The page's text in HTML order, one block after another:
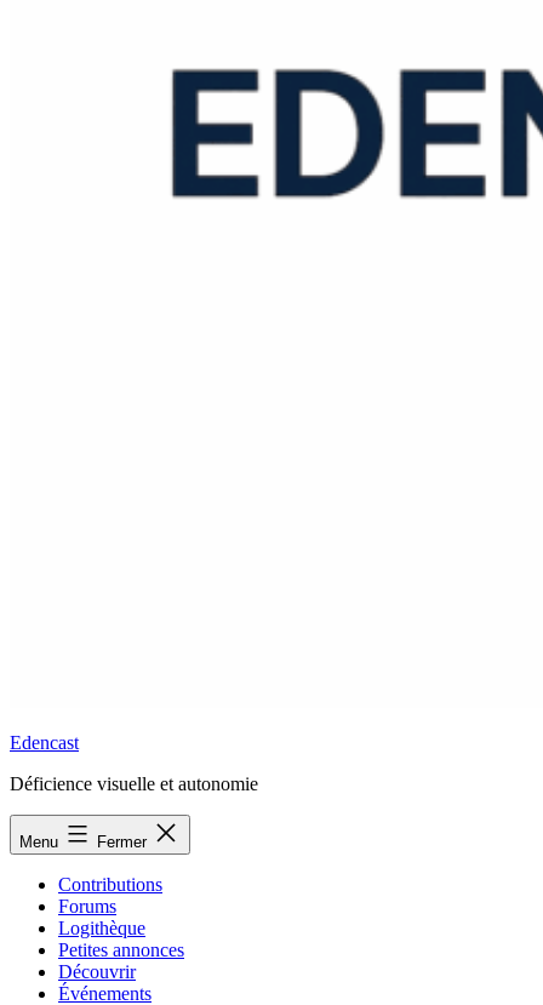
Edencast
Déficience visuelle et autonomie
Menu Fermer
Contributions
Forums
Logithèque
Petites annonces
Découvrir
Événements